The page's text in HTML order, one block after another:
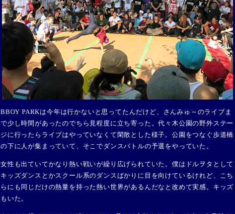
BBOY PARKは今年は行かないと思ってたんだけど、さんみゅ～のライブま
で少し時間があったのでちら見程度に立ち寄った。代々木公園の野外ステー
ジに行ったらライブはやっていなくて閑散とした様子。公園をつなぐ歩道橋
の下に人が集まっていて、そこでダンスバトルの予選をやっていた。
女性も出ていてかなり熱い戦いが繰り広げられていた。僕はドルヲタとして
キッズダンスとかスクール系のダンスばかりに目を向けているけれど、こち
らにも同じだけの熱量を持った熱い世界があるんだなと改めて実感。キッズ
もいた。